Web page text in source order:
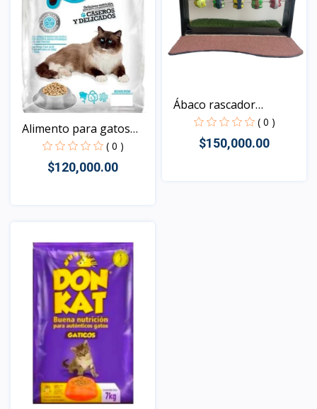
Alimento para gatos
adu...
( 0 )
$120,000.00
Ábaco rascador
rectangu...
( 0 )
$150,000.00